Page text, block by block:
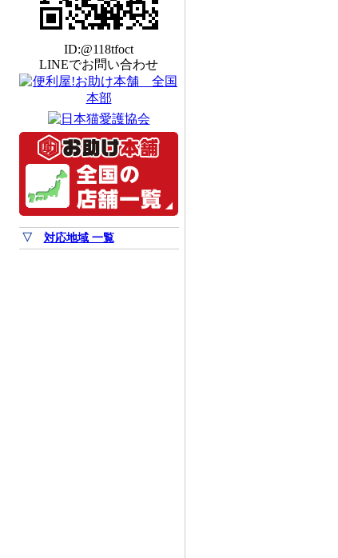
ID:@118tfoct
LINEでお問い合わせ
▽ 対応地域 一覧